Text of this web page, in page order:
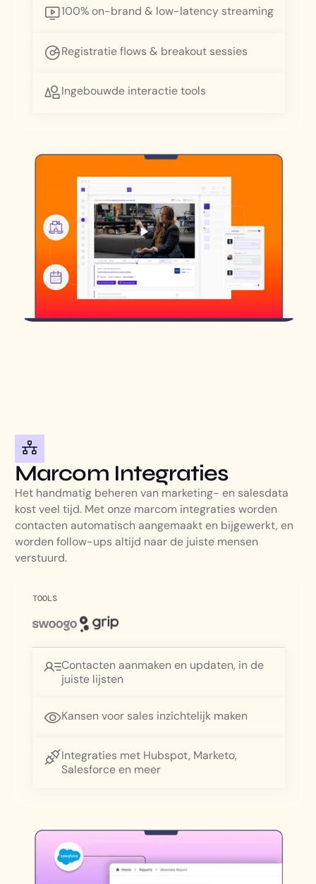
100% on-brand & low-latency streaming
Registratie flows & breakout sessies
Ingebouwde interactie tools
Marcom Integraties
Het handmatig beheren van marketing- en salesdata
kost veel tijd. Met onze marcom integraties worden
contacten automatisch aangemaakt en bijgewerkt, en
worden follow-ups altijd naar de juiste mensen
verstuurd.
TOOLS
Contacten aanmaken en updaten, in de
juiste lijsten
Kansen voor sales inzichtelijk maken
Integraties met Hubspot, Marketo,
Salesforce en meer